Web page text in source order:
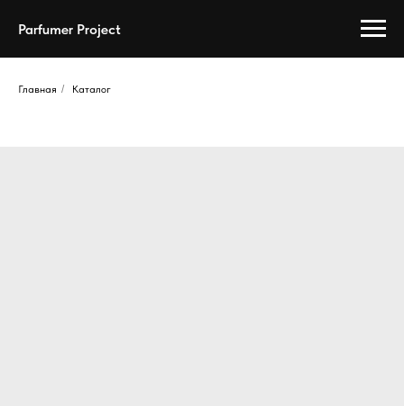
Parfumer Project
Главная / Каталог